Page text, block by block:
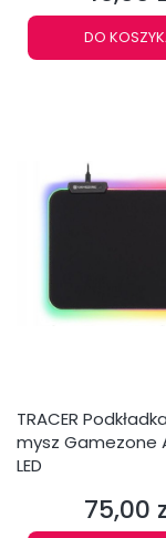
DO
TRACER
mysz Gamezone
LED
Cena
75,00